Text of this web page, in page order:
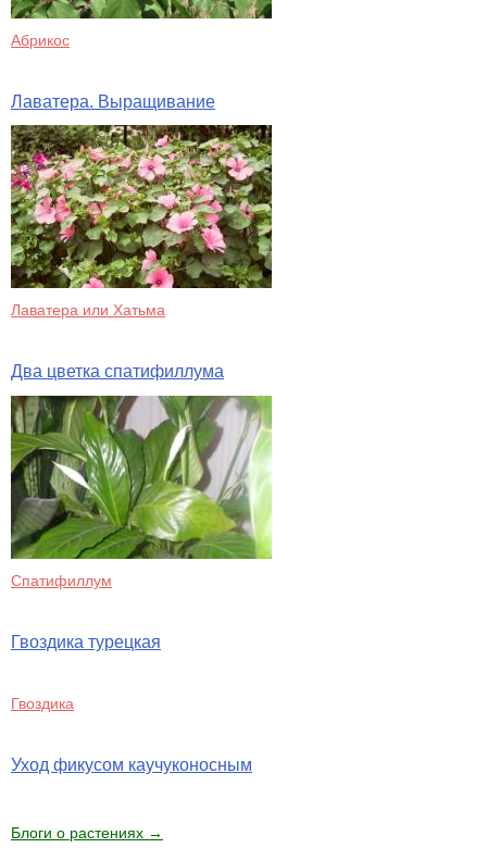
Абрикос
Лаватера. Выращивание
Лаватера или Хатьма
Два цветка спатифиллума
Спатифиллум
Гвоздика турецкая
Гвоздика
Уход фикусом каучуконосным
Блоги о растениях →